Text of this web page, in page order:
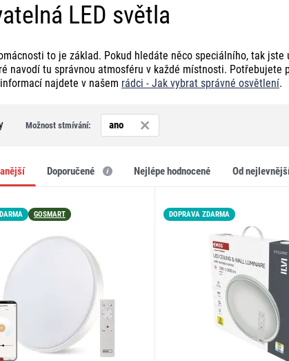
LED světla
to je základ. Pokud hledáte něco speciálního, tak
navodí tu správnou atmosféru v každé místnosti.
najdete v našem rádci - Jak vybrat správné osvětlení.
Možnost stmívání: ano
doporučené nejlépe hodnocené od
GOSMART DOPRAVA ZDARMA